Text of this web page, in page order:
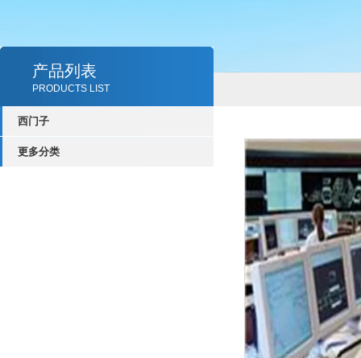
产品列表
PRODUCTS LIST
西门子
更多分类